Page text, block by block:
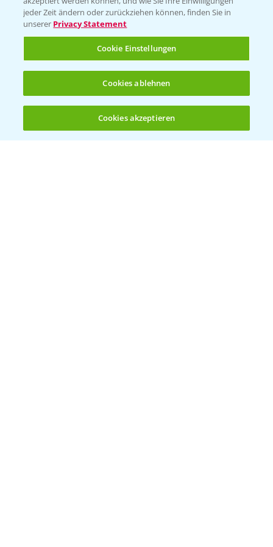
(noch 4)
Ackerbau
Saatgut
Sonderkulturen
Verantwortung & Sorgfalt
PAMIRA - Packmittelrücknahme
Sammelstellen und Termine
jeder Zeit ändern oder zurückziehen können, finden Sie in
unserer Privacy Statement
Cookie Einstellungen
Cookies ablehnen
Cookies akzeptieren